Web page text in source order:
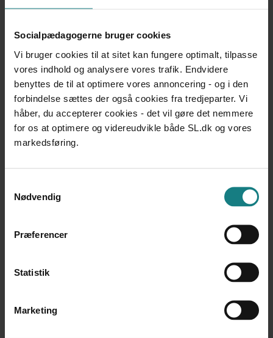
Socialpædagogerne bruger cookies
Vi bruger cookies til at sitet kan fungere optimalt, tilpasse
vores indhold og analysere vores trafik. Endvidere
benyttes de til at optimere vores annoncering - og i den
forbindelse sættes der også cookies fra tredjeparter. Vi
håber, du accepterer cookies - det vil gøre det nemmere
for os at optimere og videreudvikle både SL.dk og vores
markedsføring.
Nødvendig
Præferencer
Statistik
Marketing
Mads Pedersen, Signe Hinz Andersen, Stinne Skriver
Udgivet 2016
UNDERSØGELSER OG EVALUERINGER
Afdækning af IKT-løsninger på det sociale område
Kommunernes Landsforening, Socialstyrelsen
Udgivet 2015
DOKUMENTATION OG UDVIKLINGSARBEJDE
Dansk Pædagogisk Udviklingsbeskrivelse - Voksne med
nedsat fysisk eller psykisk funktionsevne
UNDERSØGELSER OG EVALUERINGER
Enhed for Evaluering og Brugerindragelse
LÆREBØGER OG VÆRKTØJER
Udgivet 2014